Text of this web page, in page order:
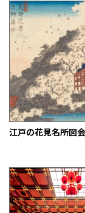
を超えて歌い継
懐深く“濃ゆい”
江戸の花見名所図会